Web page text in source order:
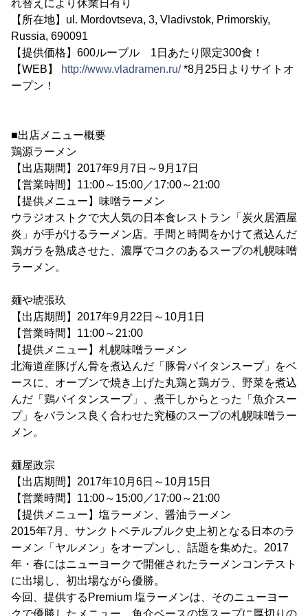
れ替えにより休業日有り
【所在地】ul. Mordovtseva, 3, Vladivstok, Primorskiy,
Russia, 690091
【提供価格】600ルーブル 1日あたり限定300食！
【WEB】
http://www.vladramen.ru/*8月25日よりサイトオ
ープン！
■出店メニュー概要
鶏源ラーメン
【出店期間】2017年9月7日～9月17日
【営業時間】11:00～15:00／17:00～21:00
【提供メニュー】味噌ラーメン
ウラジオストクで大人気の日本食レストラン「炭火居酒屋
炎」が手がけるラーメン店。手間と時間をかけて煮込んだ
鶏ガラを熟成させた、濃厚でコクのあるスープの札幌味噌
ラーメン。
麺や琥張玖
【出店期間】2017年9月22日～10月1日
【営業時間】11:00～21:00
【提供メニュー】札幌味噌ラーメン
北海道産豚げん骨を煮込んだ「豚骨パイタンスープ」をベ
ースに、オーブンで焼き上げた丸鶏と鶏ガラ、野菜を煮込
んだ「鶏パイタンスープ」、煮干しからとった「魚介スー
プ」をバランス良く合わせた究極のスープの札幌味噌ラー
メン。
麺屋政宗
【出店期間】2017年10月6日～10月15日
【営業時間】11:00～15:00／17:00～21:00
【提供メニュー】塩ラーメン、醤油ラーメン
2015年7月、サンクトペテルブルク史上初となる日本のラ
ーメン「ヤルメン」をオープンし、話題を集めた。2017
年・春にはニューヨークで開催されたラーメンコンテスト
に出場し、初出場ながら優勝。
今回、提供するPremium 塩ラーメンは、そのニューヨー
クで優勝したメニュー。魚介ベースの塩スープに厚切りの